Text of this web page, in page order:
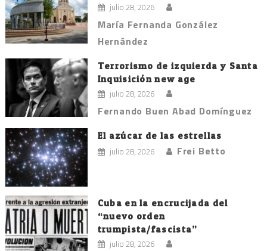
julio 28, 2026
María Fernanda González
Hernández
Terrorismo de izquierda y Santa
Inquisición new age
julio 28, 2026
Fernando Buen Abad Domínguez
El azúcar de las estrellas
julio 28, 2026 Frei Betto
Cuba en la encrucijada del
“nuevo orden
trumpista/fascista”
julio 28, 2026